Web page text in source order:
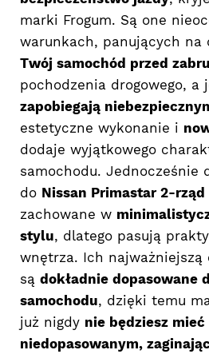
marki Frogum. Są one
warunkach, panujących na
Twój samochód przed
pochodzenia drogowego, a
zapobiegają
estetyczne wykonanie i
dodaje wyjątkowego
samochodu. Jednocześnie
do Nissan Primastar 2-rząd
zachowane w
stylu, dlatego pasują
wnętrza. Ich
są dokładnie dopasowane
samochodu, dzięki temu
już nigdy nie będziesz
niedopasowanym,